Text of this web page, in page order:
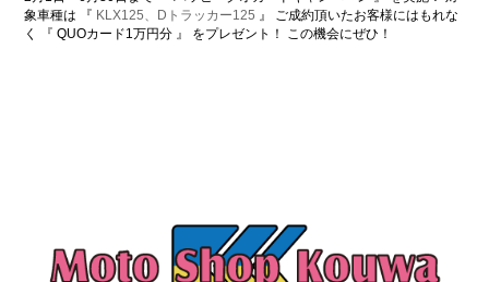
象車種は 『 KLX125、Dトラッカー125 』 ご成約頂いたお客様にはもれな
く 『 QUOカード1万円分 』 をプレゼント！ この機会にぜひ！